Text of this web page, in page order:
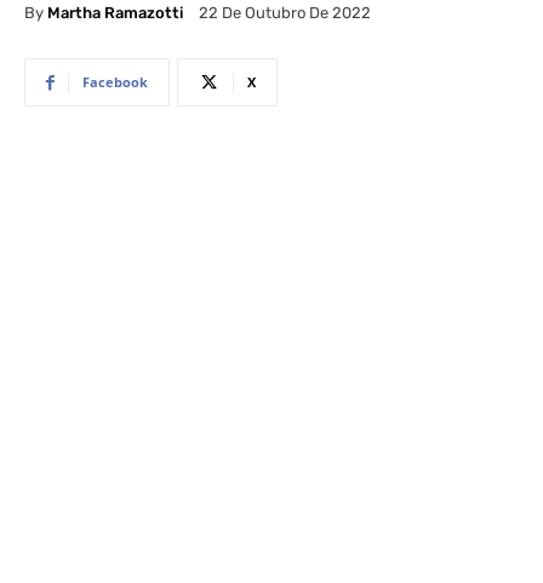
By Martha Ramazotti 22 De Outubro De 2022
Facebook X